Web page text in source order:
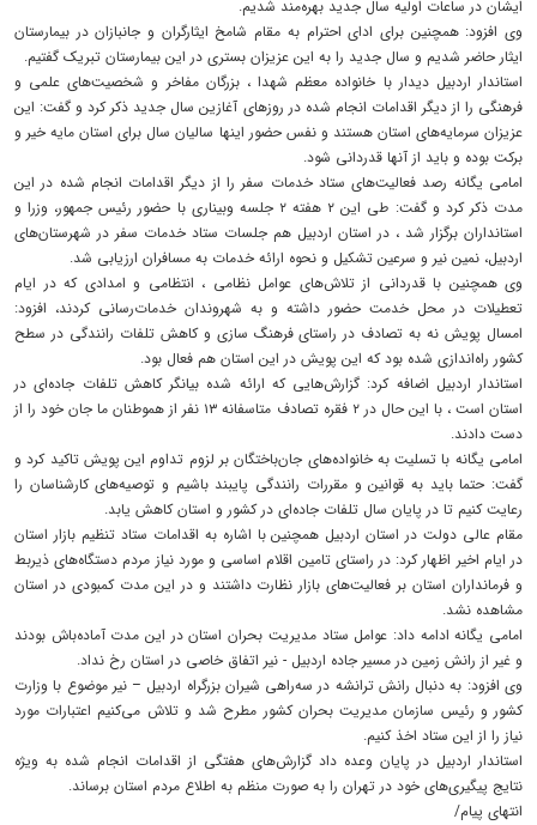
ایشان در ساعات اولیه سال جدید بهره‌مند شدیم.
وی افزود: همچنین برای ادای احترام به مقام شامخ ایثارگران و جانبازان در بیمارستان
ایثار حاضر شدیم و سال جدید را به این عزیزان بستری در این بیمارستان تبریک گفتیم.
استاندار اردبیل دیدار با خانواده معظم شهدا ، بزرگان مفاخر و شخصیت‌های علمی و
فرهنگی را از دیگر اقدامات انجام شده در روزهای آغازین سال جدید ذکر کرد و گفت: این
عزیزان سرمایه‌های استان هستند و نفس حضور اینها سالیان سال برای استان مایه خیر و
برکت بوده و باید از آنها قدردانی شود.
امامی یگانه رصد فعالیت‌های ستاد خدمات سفر را از دیگر اقدامات انجام شده در این
مدت ذکر کرد و گفت: طی این ۲ هفته ۲ جلسه وبیناری با حضور رئیس جمهور، وزرا و
استانداران برگزار شد ، در استان اردبیل هم جلسات ستاد خدمات سفر در شهرستان‌های
اردبیل، نمین نیر و سرعین تشکیل و نحوه ارائه خدمات به مسافران ارزیابی شد.
وی همچنین با قدردانی از تلاش‌های عوامل نظامی ، انتظامی و امدادی که در ایام
تعطیلات در محل خدمت حضور داشته و به شهروندان خدمات‌رسانی کردند، افزود:
امسال پویش نه به تصادف در راستای فرهنگ سازی و کاهش تلفات رانندگی در سطح
کشور راه‌اندازی شده بود که این پویش در این استان هم فعال بود.
استاندار اردبیل اضافه کرد: گزارش‌هایی که ارائه شده بیانگر کاهش تلفات جاده‌ای در
استان است ، با این حال در ۲ فقره تصادف متاسفانه ۱۳ نفر از هموطنان ما جان خود را از
دست دادند.
امامی یگانه با تسلیت به خانواده‌های جان‌باختگان بر لزوم تداوم این پویش تاکید کرد و
گفت: حتما باید به قوانین و مقررات رانندگی پایبند باشیم و توصیه‌های کارشناسان را
رعایت کنیم تا در پایان سال تلفات جاده‌ای در کشور و استان کاهش یابد.
مقام عالی دولت در استان اردبیل همچنین با اشاره به اقدامات ستاد تنظیم بازار استان
در ایام اخیر اظهار کرد: در راستای تامین اقلام اساسی و مورد نیاز مردم دستگاه‌های ذیربط
و فرمانداران استان بر فعالیت‌های بازار نظارت داشتند و در این مدت کمبودی در استان
مشاهده نشد.
امامی یگانه ادامه داد: عوامل ستاد مدیریت بحران استان در این مدت آماده‌باش بودند
و غیر از رانش زمین در مسیر جاده اردبیل - نیر اتفاق خاصی در استان رخ نداد.
وی افزود: به دنبال رانش ترانشه در سه‌راهی شیران بزرگراه اردبیل – نیر موضوع با وزارت
کشور و رئیس سازمان مدیریت بحران کشور مطرح شد و تلاش می‌کنیم اعتبارات مورد
نیاز را از این ستاد اخذ کنیم.
استاندار اردبیل در پایان وعده داد گزارش‌های هفتگی از اقدامات انجام شده به ویژه
نتایج پیگیری‌های خود در تهران را به صورت منظم به اطلاع مردم استان برساند.
انتهای پیام/